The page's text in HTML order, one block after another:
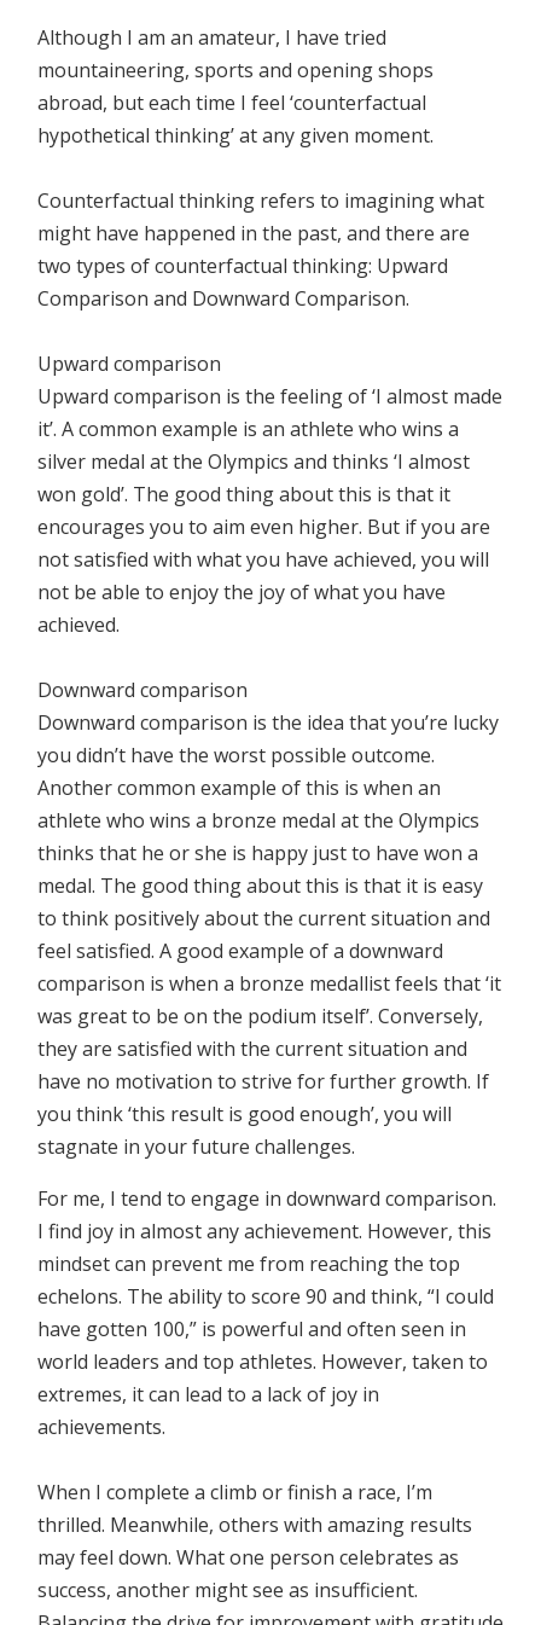
Although I am an amateur, I have tried
mountaineering, sports and opening shops
abroad, but each time I feel ‘counterfactual
hypothetical thinking’ at any given moment.
Counterfactual thinking refers to imagining what
might have happened in the past, and there are
two types of counterfactual thinking: Upward
Comparison and Downward Comparison.
Upward comparison
Upward comparison is the feeling of ‘I almost made
it’. A common example is an athlete who wins a
silver medal at the Olympics and thinks ‘I almost
won gold’. The good thing about this is that it
encourages you to aim even higher. But if you are
not satisfied with what you have achieved, you will
not be able to enjoy the joy of what you have
achieved.
Downward comparison
Downward comparison is the idea that you’re lucky
you didn’t have the worst possible outcome.
Another common example of this is when an
athlete who wins a bronze medal at the Olympics
thinks that he or she is happy just to have won a
medal. The good thing about this is that it is easy
to think positively about the current situation and
feel satisfied. A good example of a downward
comparison is when a bronze medallist feels that ‘it
was great to be on the podium itself’. Conversely,
they are satisfied with the current situation and
have no motivation to strive for further growth. If
you think ‘this result is good enough’, you will
stagnate in your future challenges.
For me, I tend to engage in downward comparison.
I find joy in almost any achievement. However, this
mindset can prevent me from reaching the top
echelons. The ability to score 90 and think, “I could
have gotten 100,” is powerful and often seen in
world leaders and top athletes. However, taken to
extremes, it can lead to a lack of joy in
achievements.
When I complete a climb or finish a race, I’m
thrilled. Meanwhile, others with amazing results
may feel down. What one person celebrates as
success, another might see as insufficient.